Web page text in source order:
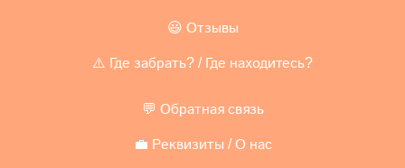
😃 Отзывы
⚠️ Где забрать? / Где находитесь?
💬 Обратная связь
💼 Реквизиты / О нас